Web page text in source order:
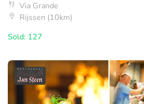
Via Grande
Rijssen (10km)
Sold: 127